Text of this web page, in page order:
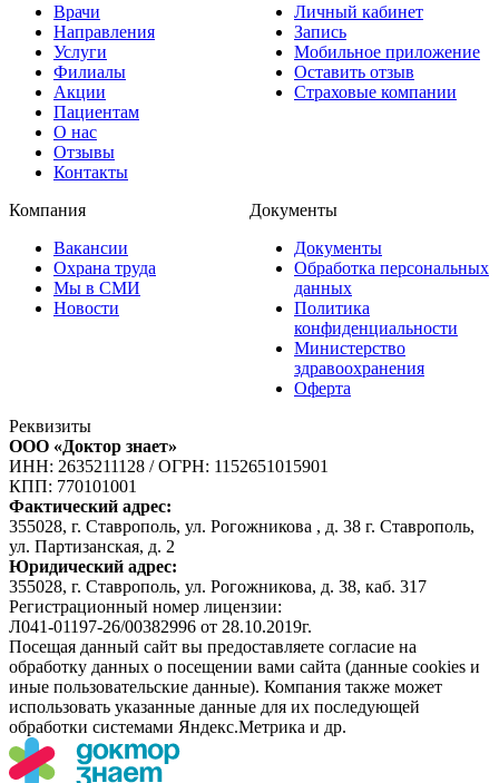
Врачи
Направления
Услуги
Филиалы
Акции
Пациентам
О нас
Отзывы
Контакты
Личный кабинет
Запись
Мобильное приложение
Оставить отзыв
Страховые компании
Компания
Вакансии
Охрана труда
Мы в СМИ
Новости
Документы
Документы
Обработка персональных
данных
Политика
конфиденциальности
Министерство
здравоохранения
Оферта
Реквизиты
ООО «Доктор знает»
ИНН: 2635211128 /ОГРН: 1152651015901
КПП: 770101001
Фактический адрес:
355028, г. Ставрополь, ул. Рогожникова , д. 38 г. Ставрополь,
ул. Партизанская, д. 2
Юридический адрес:
355028, г. Ставрополь, ул. Рогожникова, д. 38, каб. 317
Регистрационный номер лицензии:
Л041-01197-26/00382996 от 28.10.2019г.
Посещая данный сайт вы предоставляете согласие на
обработку данных о посещении вами сайта (данные cookies и
иные пользовательские данные). Компания также может
использовать указанные данные для их последующей
обработки системами Яндекс.Метрика и др.